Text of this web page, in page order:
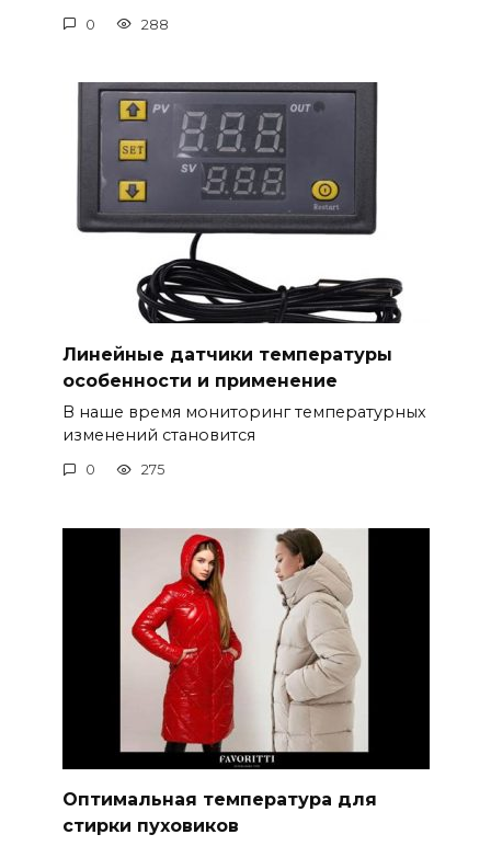
0 288
Линейные датчики температуры
особенности и применение
В наше время мониторинг температурных
изменений становится
0 275
Оптимальная температура для
стирки пуховиков